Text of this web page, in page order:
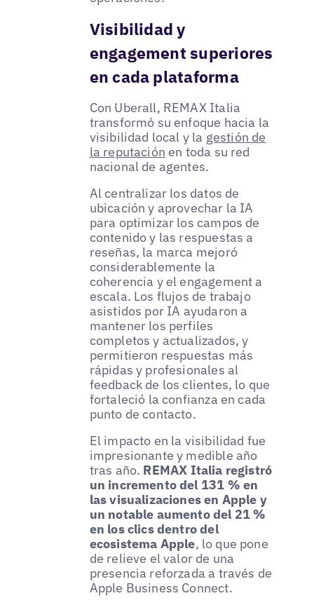
Visibilidad y
engagement superiores
en cada plataforma
Con Uberall, REMAX Italia
transformó su enfoque hacia la
visibilidad local y la gestión de
la reputación en toda su red
nacional de agentes.
Al centralizar los datos de
ubicación y aprovechar la IA
para optimizar los campos de
contenido y las respuestas a
reseñas, la marca mejoró
considerablemente la
coherencia y el engagement a
escala. Los flujos de trabajo
asistidos por IA ayudaron a
mantener los perfiles
completos y actualizados, y
permitieron respuestas más
rápidas y profesionales al
feedback de los clientes, lo que
fortaleció la confianza en cada
punto de contacto.
El impacto en la visibilidad fue
impresionante y medible año
tras año. REMAX Italia registró
un incremento del 131 % en
las visualizaciones en Apple y
un notable aumento del 21 %
en los clics dentro del
ecosistema Apple, lo que pone
de relieve el valor de una
presencia reforzada a través de
Apple Business Connect.